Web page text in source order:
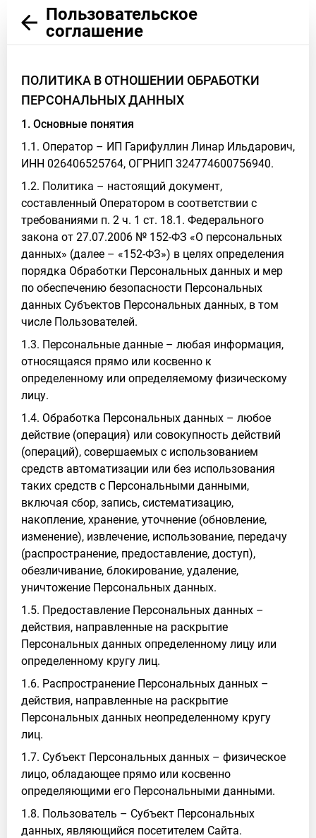
Пользовательское
соглашение
ПОЛИТИКА В ОТНОШЕНИИ ОБРАБОТКИ
ПЕРСОНАЛЬНЫХ ДАННЫХ
1. Основные понятия
1.1. Оператор – ИП Гарифуллин Линар Ильдарович,
ИНН 026406525764, ОГРНИП 324774600756940.
1.2. Политика – настоящий документ,
составленный Оператором в соответствии с
требованиями п. 2 ч. 1 ст. 18.1. Федерального
закона от 27.07.2006 № 152-ФЗ «О персональных
данных» (далее – «152-ФЗ») в целях определения
порядка Обработки Персональных данных и мер
по обеспечению безопасности Персональных
данных Субъектов Персональных данных, в том
числе Пользователей.
1.3. Персональные данные – любая информация,
относящаяся прямо или косвенно к
определенному или определяемому физическому
лицу.
1.4. Обработка Персональных данных – любое
действие (операция) или совокупность действий
(операций), совершаемых с использованием
средств автоматизации или без использования
таких средств с Персональными данными,
включая сбор, запись, систематизацию,
накопление, хранение, уточнение (обновление,
изменение), извлечение, использование, передачу
(распространение, предоставление, доступ),
обезличивание, блокирование, удаление,
уничтожение Персональных данных.
1.5. Предоставление Персональных данных –
действия, направленные на раскрытие
Персональных данных определенному лицу или
определенному кругу лиц.
1.6. Распространение Персональных данных –
действия, направленные на раскрытие
Персональных данных неопределенному кругу
лиц.
1.7. Субъект Персональных данных – физическое
лицо, обладающее прямо или косвенно
определяющими его Персональными данными.
1.8. Пользователь – Субъект Персональных
данных, являющийся посетителем Сайта.